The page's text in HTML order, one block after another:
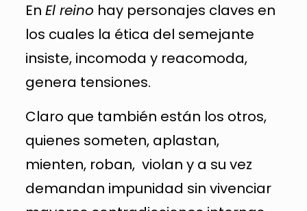
En El reino hay personajes claves en
los cuales la ética del semejante
insiste, incomoda y reacomoda,
genera tensiones.
Claro que también están los otros,
quienes someten, aplastan,
mienten, roban, violan y a su vez
demandan impunidad sin vivenciar